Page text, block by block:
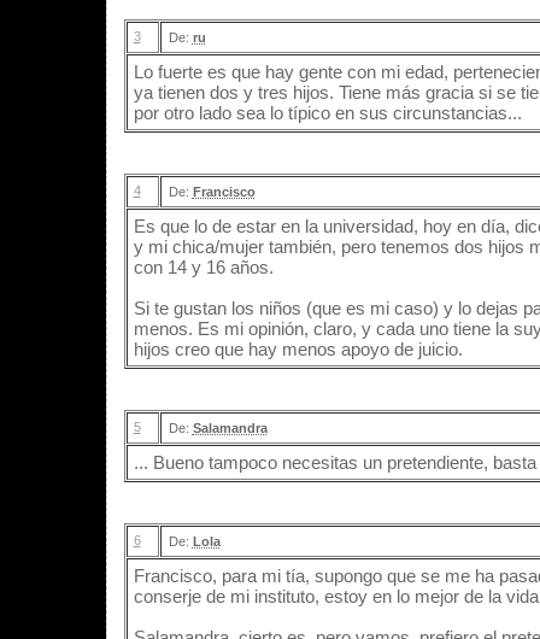
3 De: ru
Lo fuerte es que hay gente con mi edad,
ya tienen dos y tres hijos. Tiene más gracia si se
por otro lado sea lo típico en sus circunstancias...
4 De: Francisco
Es que lo de estar en la universidad, hoy en día,
y mi chica/mujer también, pero tenemos dos hijos
con 14 y 16 años.
Si te gustan los niños (que es mi caso) y lo dejas
menos. Es mi opinión, claro, y cada uno tiene la
hijos creo que hay menos apoyo de juicio.
5 De: Salamandra
... Bueno tampoco necesitas un pretendiente,
6 De: Lola
Francisco, para mi tía, supongo que se me ha
conserje de mi instituto, estoy en lo mejor de la